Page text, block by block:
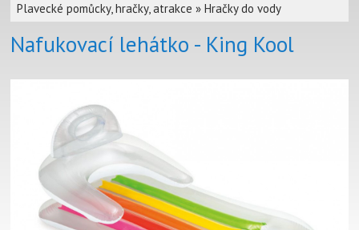
Plavecké pomůcky, hračky, atrakce »Hračky do vody
Nafukovací lehátko - King Kool